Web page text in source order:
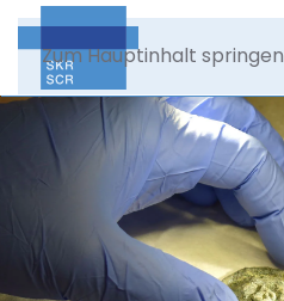
Zum Hauptinhalt springen